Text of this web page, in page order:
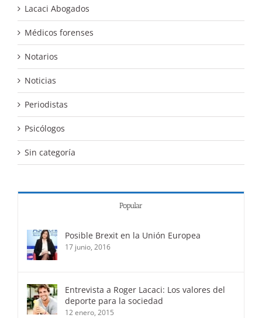
Lacaci Abogados
Médicos forenses
Notarios
Noticias
Periodistas
Psicólogos
Sin categoría
Popular
Posible Brexit en la Unión Europea
17 junio, 2016
Entrevista a Roger Lacaci: Los valores del
deporte para la sociedad
12 enero, 2015